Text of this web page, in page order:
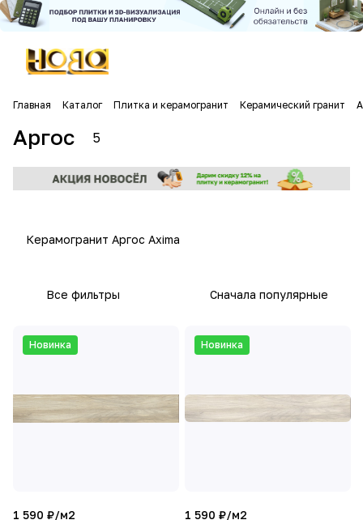
Главная Каталог Плитка и керамогранит Керамический гранит
Аргос 5
Керамогранит Аргос Axima
Все фильтры Сначала популярные
Новинка
1 590 ₽/м2
Новинка
1 590 ₽/м2